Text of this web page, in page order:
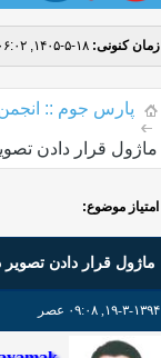
زمان کنونی: ۱۸-۵-۱۴۰۵, ۰۶:۰۲ عصر
پارس جوم ::
ماژول قرار دادن
امتیاز موضوع:
ماژول قرار دادن
۱۹-۳-۱۳۹۴, ۰۹:۰۸ عصر